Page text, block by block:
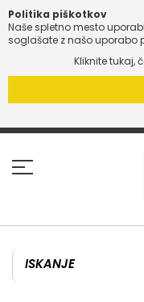
Politika piškotkov
Naše spletno mesto
soglašate z našo uporabo
Kliknite tukaj,
Preskoči